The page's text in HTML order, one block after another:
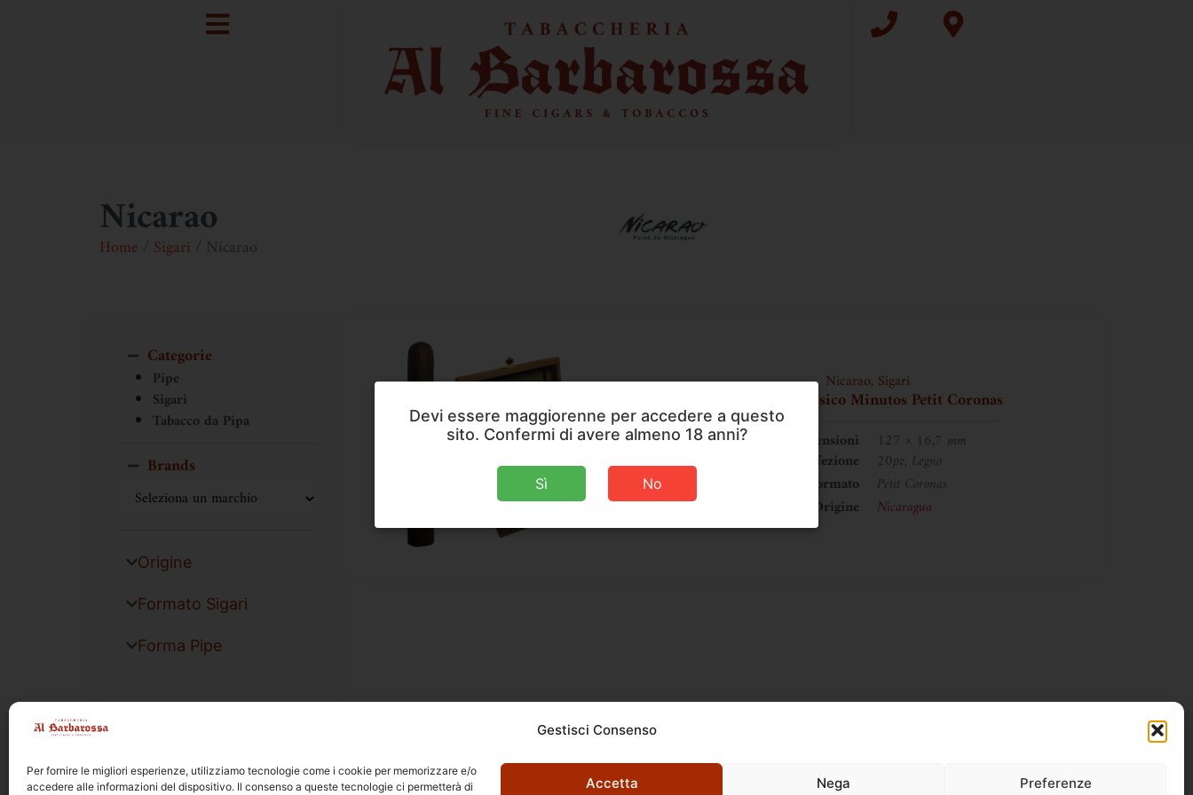
Gestisci Consenso
Per fornire le migliori esperienze, utilizziamo tecnologie come i cookie per memorizzare e/o
accedere alle informazioni del dispositivo. Il consenso a queste tecnologie ci permetterà di
Accetta Nega Preferenze
Nicarao
Home Sigari / Nicarao
Categorie
Pipe
Sigari
Tabacco da Pipa
Brands
Origine
Formato Sigari
Forma Pipe
Nicarao, Sigari
Nicarao Classico Minutos Petit Coronas
Dimensioni
127 × 16,7 mm
Confezione
20pz, Legno
Formato
Petit Coronas
Origine
Nicaragua
Devi essere maggiorenne per accedere a questo
sito. Confermi di avere almeno 18 anni?
Sì No